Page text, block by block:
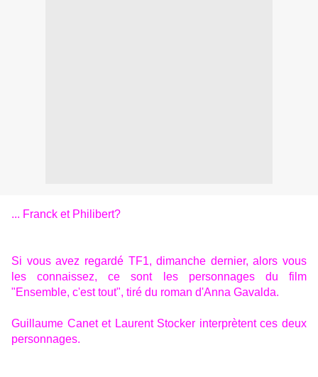
... Franck et Philibert?
Si vous avez regardé TF1, dimanche dernier, alors vous
les connaissez, ce sont les personnages du film
"Ensemble, c'est tout", tiré du roman d'Anna Gavalda.
Guillaume Canet et Laurent Stocker interprètent ces deux
personnages.